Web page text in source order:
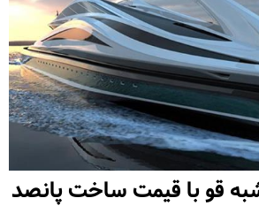
قو با قیمت ساخت پانصد